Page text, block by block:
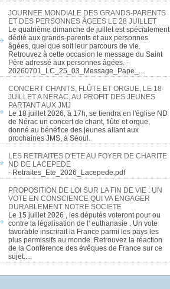
JOURNEE MONDIALE DES GRANDS-PARENTS
ET DES PERSONNES ÂGEES LE 28 JUILLET
Le quatrième dimanche de juillet est spécialement
dédié aux grands-parents et aux personnes
âgées, quel que soit leur parcours de vie.
Retrouvez à cette occasion le message du Saint
Père adressé aux personnes âgées. -
20260701_LC_25_03_Message_Pape_...
CONCERT CHANTS, FLÛTE ET ORGUE, LE 18
JUILLET A NERAC, AU PROFIT DES JEUNES
PARTANT AUX JMJ
Le 18 juillet 2026, à 17h, se tiendra en l'église ND
de Nérac un concert de chant, flûte et orgue,
donné au bénéfice des jeunes allant aux
prochaines JMS, à Séoul.
LES RETRAITES D'ETE AU FOYER DE CHARITE
ND DE LACEPEDE
- Retraites_Ete_2026_Lacepede.pdf
PROPOSITION DE LOI SUR LA FIN DE VIE : UN
VOTE EN CONSCIENCE QUI VA ENGAGER
DURABLEMENT NOTRE SOCIETE
Le 15 juillet 2026 , les députés voteront pour ou
contre la légalisation de l' euthanasie . Un vote
favorable inscrirait la France parmi les pays les
plus permissifs au monde. Retrouvez la réaction
de la Conférence des évêques de France sur ce
sujet....